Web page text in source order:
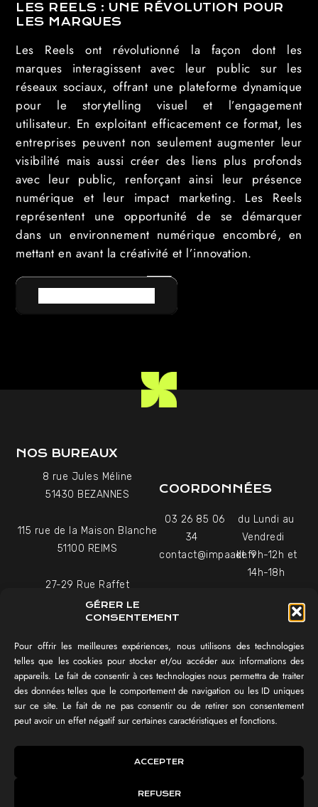
GÉRER LE
CONSENTEMENT
Pour offrir les meilleures expériences, nous utilisons des technologies
telles que les cookies pour stocker et/ou accéder aux informations des
appareils. Le fait de consentir à ces technologies nous permettra de traiter
des données telles que le comportement de navigation ou les ID uniques
sur ce site. Le fait de ne pas consentir ou de retirer son consentement
peut avoir un effet négatif sur certaines caractéristiques et fonctions.
ACCEPTER
REFUSER
LES REELS : UNE RÉVOLUTION POUR
LES MARQUES
Les Reels ont révolutionné la façon dont les
marques interagissent avec leur public sur les
réseaux sociaux, offrant une plateforme dynamique
pour le storytelling visuel et l’engagement
utilisateur. En exploitant efficacement ce format, les
entreprises peuvent non seulement augmenter leur
visibilité mais aussi créer des liens plus profonds
avec leur public, renforçant ainsi leur présence
numérique et leur impact marketing. Les Reels
représentent une opportunité de se démarquer
dans un environnement numérique encombré, en
mettant en avant la créativité et l’innovation.
NOS BUREAUX
8 rue Jules Méline
51430 BEZANNES
115 rue de la Maison Blanche
51100 REIMS
27-29 Rue Raffet
75016 PARIS
COORDONNÉES
03 26 85 06
34
contact@impaakt.fr
du Lundi au
Vendredi
de 9h-12h et
14h-18h
vous
NAVIGATION
Témoignages vidéo
Équipe
Réalisations
IMPAAKT GROUP®
Lexique du digital